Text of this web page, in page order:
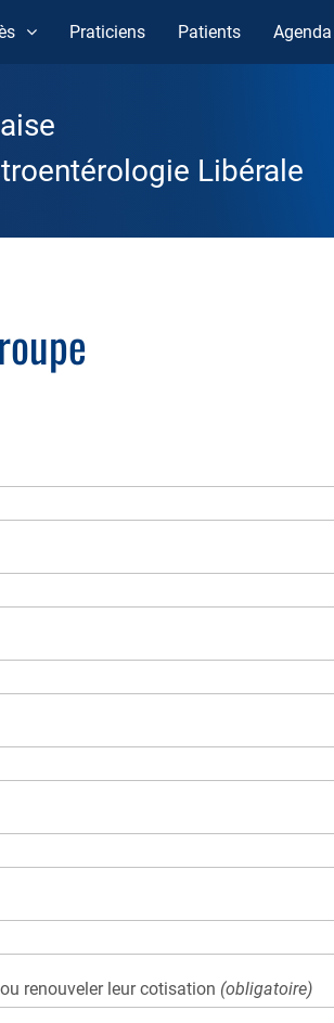
Praticiens Patients Agenda
Libérale
renouveler leur cotisation (obligatoire)